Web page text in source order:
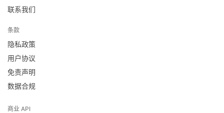
联系我们
条款
隐私政策
用户协议
免责声明
数据合规
商业 API